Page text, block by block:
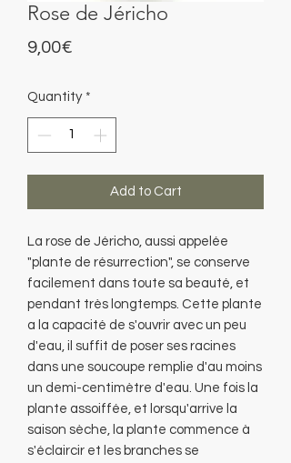
Rose de Jéricho
9,00€Price
Quantity *
Add to Cart
La rose de Jéricho, aussi appelée
"plante de résurrection", se conserve
facilement dans toute sa beauté, et
pendant très longtemps. Cette plante
a la capacité de s'ouvrir avec un peu
d'eau, il suffit de poser ses racines
dans une soucoupe remplie d'au moins
un demi-centimètre d'eau. Une fois la
plante assoiffée, et lorsqu'arrive la
saison sèche, la plante commence à
s'éclaircir et les branches se